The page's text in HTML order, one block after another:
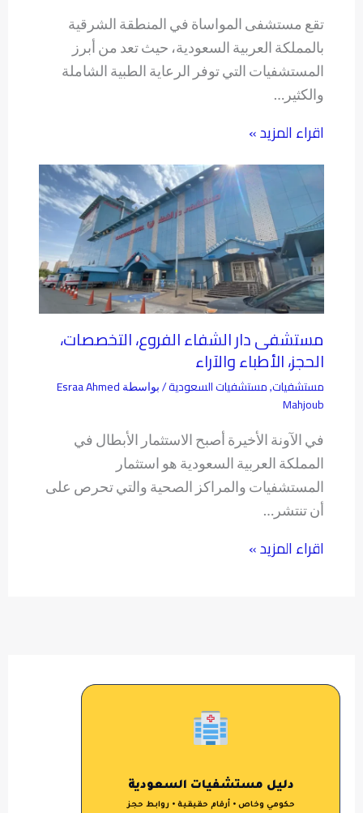
تقع مستشفى المواساة في المنطقة الشرقية
بالمملكة العربية السعودية، حيث تعد من أبرز
المستشفيات التي توفر الرعاية الطبية الشاملة
والكثير…
اقراء المزيد »
مستشفى دار الشفاء الفروع، التخصصات،
الحجز، الأطباء والآراء
مستشفيات, مستشفيات السعودية/ بواسطة Esraa Ahmed
Mahjoub
في الآونة الأخيرة أصبح الاستثمار الأبطال في
المملكة العربية السعودية هو استثمار
المستشفيات والمراكز الصحية والتي تحرص على
أن تنتشر…
اقراء المزيد »
دليل مستشفيات السعودية
حكومي وخاص • أرقام حقيقية • روابط حجز